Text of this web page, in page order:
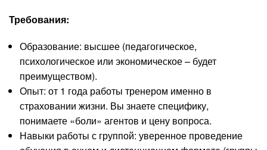
Требования:
Образование: высшее (педагогическое,
психологическое или экономическое – будет
преимуществом).
Опыт: от 1 года работы тренером именно в
страховании жизни. Вы знаете специфику,
понимаете «боли» агентов и цену вопроса.
Навыки работы с группой: уверенное проведение